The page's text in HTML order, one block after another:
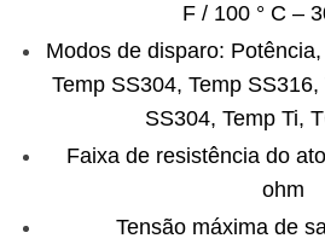
F / 100 ° C –
Modos de disparo:
Temp SS304, Temp
SS304, Temp Ti,
Faixa de resistência do
ohm
Tensão máxima de